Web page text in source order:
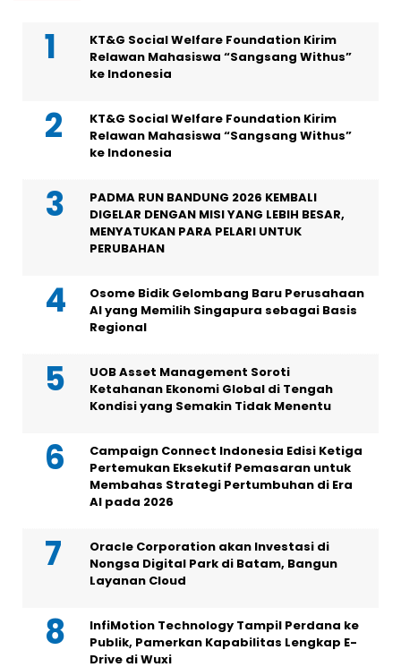
KT&G Social Welfare Foundation Kirim
Relawan Mahasiswa “Sangsang Withus”
ke Indonesia
KT&G Social Welfare Foundation Kirim
Relawan Mahasiswa “Sangsang Withus”
ke Indonesia
PADMA RUN BANDUNG 2026 KEMBALI
DIGELAR DENGAN MISI YANG LEBIH BESAR,
MENYATUKAN PARA PELARI UNTUK
PERUBAHAN
Osome Bidik Gelombang Baru Perusahaan
AI yang Memilih Singapura sebagai Basis
Regional
UOB Asset Management Soroti
Ketahanan Ekonomi Global di Tengah
Kondisi yang Semakin Tidak Menentu
Campaign Connect Indonesia Edisi Ketiga
Pertemukan Eksekutif Pemasaran untuk
Membahas Strategi Pertumbuhan di Era
AI pada 2026
Oracle Corporation akan Investasi di
Nongsa Digital Park di Batam, Bangun
Layanan Cloud
InfiMotion Technology Tampil Perdana ke
Publik, Pamerkan Kapabilitas Lengkap E-
Drive di Wuxi